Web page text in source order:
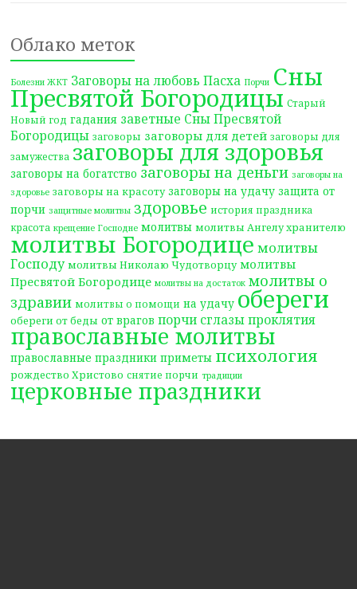
Облако меток
Болезни ЖКТ Заговоры на любовь Пасха Порчи Сны
Пресвятой Богородицы Старый
Новый год гадания заветные Сны Пресвятой
Богородицы заговоры заговоры для детей заговоры для
замужества заговоры для здоровья
заговоры на богатство заговоры на деньги заговоры на
здоровье заговоры на красоту заговоры на удачу защита от
порчи защитные молитвы здоровье история праздника
красота крещение Господне молитвы молитвы Ангелу хранителю
молитвы Богородице молитвы
Господу молитвы Николаю Чудотворцу молитвы
Пресвятой Богородице молитвы на достаток молитвы о
здравии молитвы о помощи на удачу обереги
обереги от беды от врагов порчи сглазы проклятия
православные молитвы
православные праздники приметы психология
рождество Христово снятие порчи традиции
церковные праздники